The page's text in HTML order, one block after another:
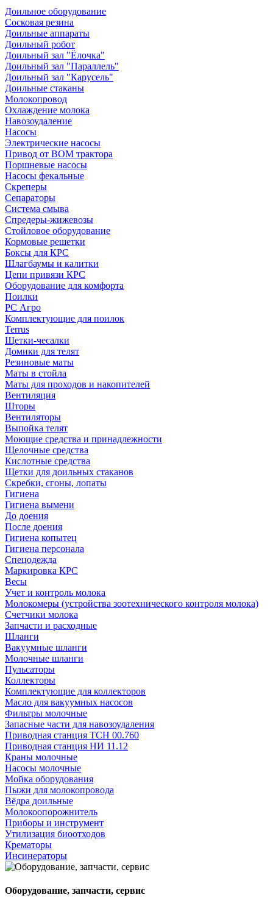
Доильное оборудование
Сосковая резина
Доильные аппараты
Доильный робот
Доильный зал "Ёлочка"
Доильный зал "Параллель"
Доильный зал "Карусель"
Доильные стаканы
Молокопровод
Охлаждение молока
Навозоудаление
Насосы
Электрические насосы
Привод от ВОМ трактора
Поршневые насосы
Насосы фекальные
Скреперы
Сепараторы
Система смыва
Спредеры-жижевозы
Стойловое оборудование
Кормовые решетки
Боксы для КРС
Шлагбаумы и калитки
Цепи привязи КРС
Оборудование для комфорта
Поилки
РС Агро
Комплектующие для поилок
Terrus
Щетки-чесалки
Домики для телят
Резиновые маты
Маты в стойла
Маты для проходов и накопителей
Вентиляция
Шторы
Вентиляторы
Выпойка телят
Моющие средства и принадлежности
Щелочные средства
Кислотные средства
Щетки для доильных стаканов
Скребки, сгоны, лопаты
Гигиена
Гигиена вымени
До доения
После доения
Гигиена копытец
Гигиена персонала
Спецодежда
Маркировка КРС
Весы
Учет и контроль молока
Молокомеры (устройства зоотехнического контроля молока)
Счетчики молока
Запчасти и расходные
Шланги
Вакуумные шланги
Молочные шланги
Пульсаторы
Коллекторы
Комплектующие для коллекторов
Масло для вакуумных насосов
Фильтры молочные
Запасные части для навозоудаления
Приводная станция ТСН 00.760
Приводная станция НИ 11.12
Краны молочные
Насосы молочные
Мойка оборудования
Пыжи для молокопровода
Вёдра доильные
Молокоопорожнитель
Приборы и инструмент
Утилизация биоотходов
Крематоры
Инсинераторы
Оборудование, запчасти, сервис